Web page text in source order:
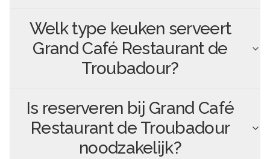
Welk type keuken serveert
Grand Café Restaurant de
Troubadour?
Is reserveren bij Grand Café
Restaurant de Troubadour
noodzakelijk?